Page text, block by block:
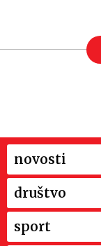
novosti
društvo
sport